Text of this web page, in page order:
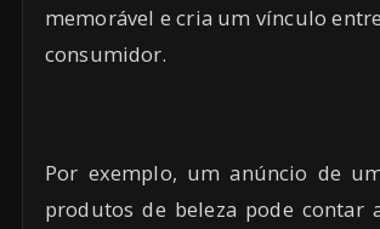
memorável e cria um vínculo
consumidor.
Por exemplo, um anúncio de
produtos de beleza pode contar